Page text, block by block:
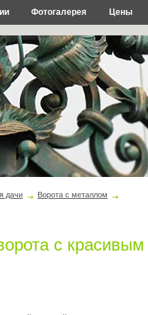
Фотогалерея Цены
дачи Ворота с металлом
с